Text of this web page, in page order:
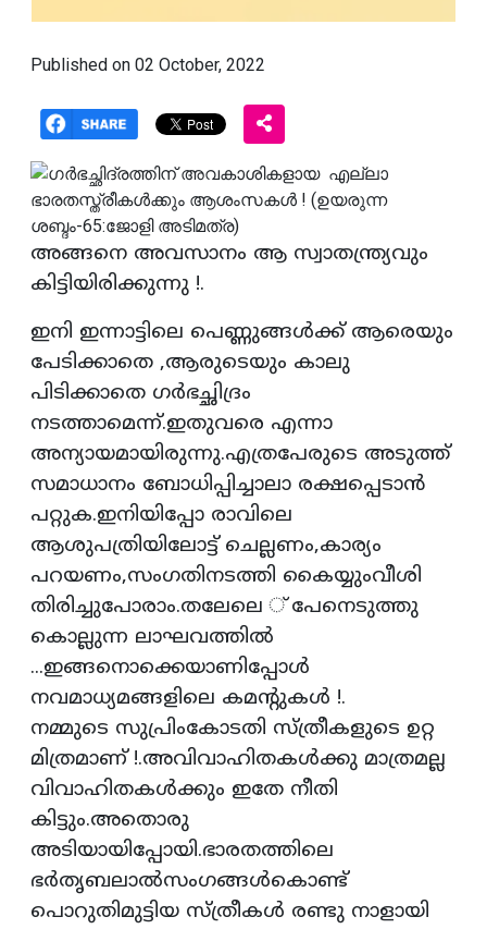
Published on 02 October, 2022
അങ്ങനെ അവസാനം ആ സ്വാതന്ത്ര്യവും
കിട്ടിയിരിക്കുന്നു !.
ഇനി ഇന്നാട്ടിലെ പെണ്ണുങ്ങള്‍ക്ക് ആരെയും
പേടിക്കാതെ ,ആരുടെയും കാലു
പിടിക്കാതെ ഗര്‍ഭച്ഛിദ്രം
നടത്താമെന്ന്.ഇതുവരെ എന്നാ
അന്യായമായിരുന്നു.എത്രപേരുടെ അടുത്ത്
സമാധാനം ബോധിപ്പിച്ചാലാ രക്ഷപ്പെടാന്‍
പറ്റുക.ഇനിയിപ്പോ രാവിലെ
ആശുപത്രിയിലോട്ട് ചെല്ലണം,കാര്യം
പറയണം,സംഗതിനടത്തി കൈയ്യുംവീശി
തിരിച്ചുപോരാം.തലേലെ ് പേനെടുത്തു
കൊല്ലുന്ന ലാഘവത്തില്‍
...ഇങ്ങനൊക്കെയാണിപ്പോള്‍
നവമാധ്യമങ്ങളിലെ കമന്റുകള്‍ !.
നമ്മുടെ സുപ്രിംകോടതി സ്ത്രീകളുടെ ഉറ്റ
മിത്രമാണ് !.അവിവാഹിതകള്‍ക്കു മാത്രമല്ല
വിവാഹിതകള്‍ക്കും ഇതേ നീതി
കിട്ടും.അതൊരു
അടിയായിപ്പോയി.ഭാരതത്തിലെ
ഭര്‍തൃബലാല്‍സംഗങ്ങള്‍കൊണ്ട്
പൊറുതിമുട്ടിയ സ്ത്രീകള്‍ രണ്ടു നാളായി